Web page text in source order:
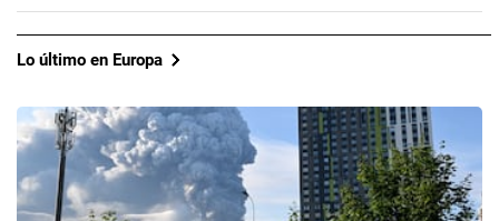
Lo último en Europa